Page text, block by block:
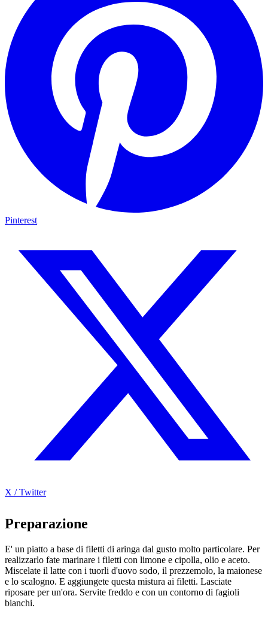
Pinterest
X / Twitter
Preparazione
E' un piatto a base di filetti di aringa dal gusto molto particolare. Per
realizzarlo fate marinare i filetti con limone e cipolla, olio e aceto.
Miscelate il latte con i tuorli d'uovo sodo, il prezzemolo, la maionese
e lo scalogno. E aggiungete questa mistura ai filetti. Lasciate
riposare per un'ora. Servite freddo e con un contorno di fagioli
bianchi.